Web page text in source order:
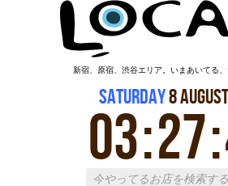
新宿、原宿、渋谷エリア。いまあいてる、
Saturday8August
03:27: